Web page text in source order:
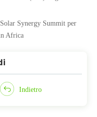
Synergy Summit per
Africa
Indietro